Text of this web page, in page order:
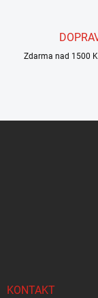
Zdarma nad 1500
KONTAKT